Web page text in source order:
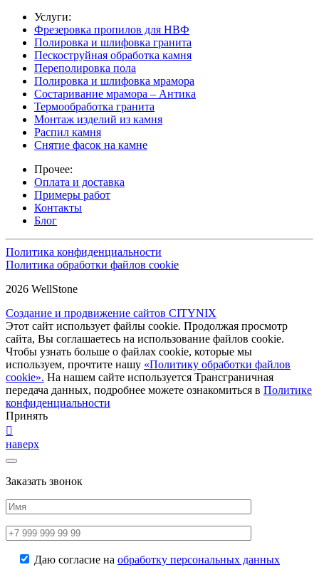
Услуги:
Фрезеровка пропилов для НВФ
Полировка и шлифовка гранита
Пескоструйная обработка камня
Переполировка пола
Полировка и шлифовка мрамора
Состаривание мрамора – Антика
Термообработка гранита
Монтаж изделий из камня
Распил камня
Снятие фасок на камне
Прочее:
Оплата и доставка
Примеры работ
Контакты
Блог
Политика конфиденциальности
Политика обработки файлов cookie
2026 WellStone
Создание и продвижение сайтов CITYNIX
Этот сайт использует файлы cookie. Продолжая просмотр
сайта, Вы соглашаетесь на использование файлов cookie.
Чтобы узнать больше о файлах cookie, которые мы
используем, прочтите нашу «Политику обработки файлов
cookie». На нашем сайте используется Трансграничная
передача данных, подробнее можете ознакомиться в Политике
конфиденциальности
Принять
наверх
Заказать звонок
Даю согласие на обработку персональных данных